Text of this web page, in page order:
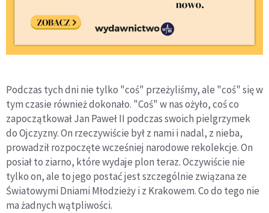
Podczas tych dni nie tylko "coś" przeżyliśmy, ale "coś" się w
tym czasie również dokonało. "Coś" w nas ożyło, coś co
zapoczątkował Jan Paweł II podczas swoich pielgrzymek
do Ojczyzny. On rzeczywiście był z nami i nadal, z nieba,
prowadził rozpoczęte wcześniej narodowe rekolekcje. On
posiał to ziarno, które wydaje plon teraz. Oczywiście nie
tylko on, ale to jego postać jest szczególnie związana ze
Światowymi Dniami Młodzieży i z Krakowem. Co do tego nie
ma żadnych wątpliwości.